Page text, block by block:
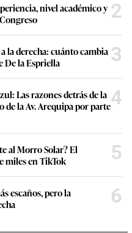
nivel académico y 2
la derecha: cuánto cambia
De la Espriella
3
Las razones detrás de la
la Av. Arequipa por parte4
al Morro Solar? El
miles en TikTok
5
escaños, pero la
6